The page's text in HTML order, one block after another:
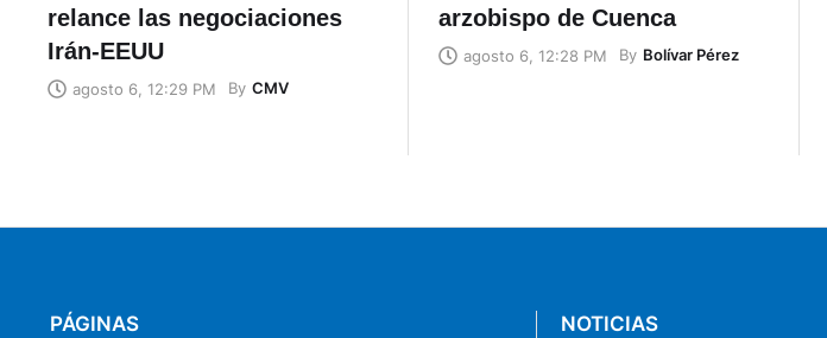
relance las negociaciones
Irán-EEUU
agosto 6, 12:29 PM By CMV
arzobispo de Cuenca
agosto 6, 12:28 PM By Bolívar Pérez
PÁGINAS NOTICIAS